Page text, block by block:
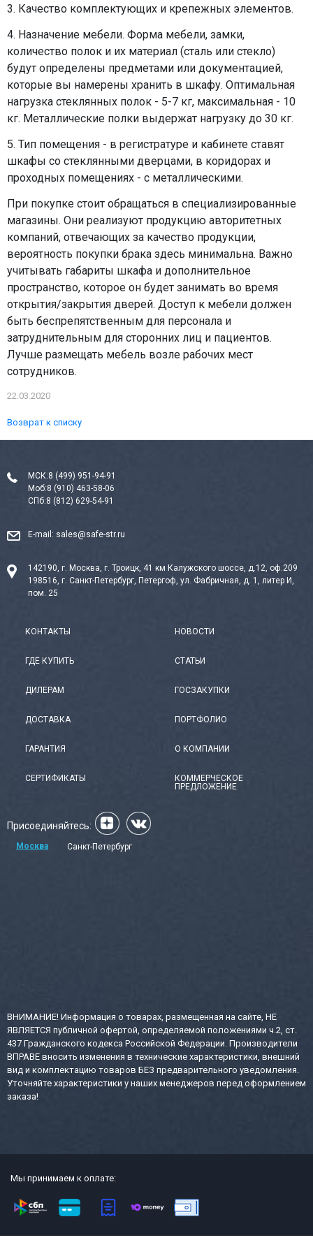
3. Качество комплектующих и крепежных элементов.
4. Назначение мебели. Форма мебели, замки,
количество полок и их материал (сталь или стекло)
будут определены предметами или документацией,
которые вы намерены хранить в шкафу. Оптимальная
нагрузка стеклянных полок - 5-7 кг, максимальная - 10
кг. Металлические полки выдержат нагрузку до 30 кг.
5. Тип помещения - в регистратуре и кабинете ставят
шкафы со стеклянными дверцами, в коридорах и
проходных помещениях - с металлическими.
При покупке стоит обращаться в специализированные
магазины. Они реализуют продукцию авторитетных
компаний, отвечающих за качество продукции,
вероятность покупки брака здесь минимальна. Важно
учитывать габариты шкафа и дополнительное
пространство, которое он будет занимать во время
открытия/закрытия дверей. Доступ к мебели должен
быть беспрепятственным для персонала и
затруднительным для сторонних лиц и пациентов.
Лучше размещать мебель возле рабочих мест
сотрудников.
22.03.2020
Возврат к списку
МСК:8 (499) 951-94-91
Моб:8 (910) 463-58-06
СПб:8 (812) 629-54-91
E-mail: sales@safe-str.ru
142190, г. Москва, г. Троицк, 41 км Калужского шоссе, д.12, оф.209
198516, г. Санкт-Петербург, Петергоф, ул. Фабричная, д. 1, литер И,
пом. 25
КОНТАКТЫ
ГДЕ КУПИТЬ
ДИЛЕРАМ
ДОСТАВКА
ГАРАНТИЯ
СЕРТИФИКАТЫ
НОВОСТИ
СТАТЬИ
ГОСЗАКУПКИ
ПОРТФОЛИО
О КОМПАНИИ
КОММЕРЧЕСКОЕ
ПРЕДЛОЖЕНИЕ
Присоединяйтесь:
Москва Санкт-Петербург
ВНИМАНИЕ! Информация о товарах, размещенная на сайте, НЕ
ЯВЛЯЕТСЯ публичной офертой, определяемой положениями ч.2, ст.
437 Гражданского кодекса Российской Федерации. Производители
ВПРАВЕ вносить изменения в технические характеристики, внешний
вид и комплектацию товаров БЕЗ предварительного уведомления.
Уточняйте характеристики у наших менеджеров перед оформлением
заказа!
Мы принимаем к оплате: